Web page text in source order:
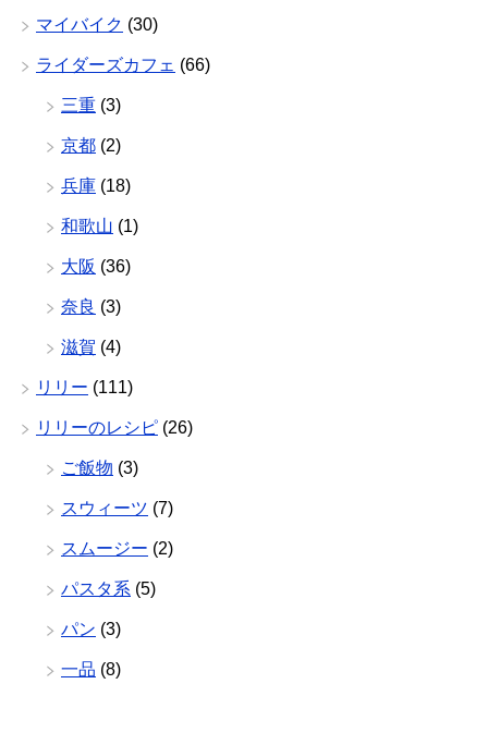
マイバイク (30)
ライダーズカフェ (66)
三重 (3)
京都 (2)
兵庫 (18)
和歌山 (1)
大阪 (36)
奈良 (3)
滋賀 (4)
リリー (111)
リリーのレシピ (26)
ご飯物 (3)
スウィーツ (7)
スムージー (2)
パスタ系 (5)
パン (3)
一品 (8)